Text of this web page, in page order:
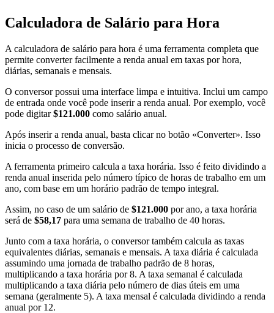
Calculadora de Salário para Hora
A calculadora de salário para hora é uma ferramenta completa que
permite converter facilmente a renda anual em taxas por hora,
diárias, semanais e mensais.
O conversor possui uma interface limpa e intuitiva. Inclui um campo
de entrada onde você pode inserir a renda anual. Por exemplo, você
pode digitar$121.000 como salário anual.
Após inserir a renda anual, basta clicar no botão «Converter». Isso
inicia o processo de conversão.
A ferramenta primeiro calcula a taxa horária. Isso é feito dividindo a
renda anual inserida pelo número típico de horas de trabalho em um
ano, com base em um horário padrão de tempo integral.
Assim, no caso de um salário de $121.000 por ano, a taxa horária
será de $58,17 para uma semana de trabalho de 40 horas.
Junto com a taxa horária, o conversor também calcula as taxas
equivalentes diárias, semanais e mensais. A taxa diária é calculada
assumindo uma jornada de trabalho padrão de 8 horas,
multiplicando a taxa horária por 8. A taxa semanal é calculada
multiplicando a taxa diária pelo número de dias úteis em uma
semana (geralmente 5). A taxa mensal é calculada dividindo a renda
anual por 12.